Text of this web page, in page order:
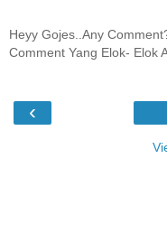
Heyy Gojes..Any
Comment Yang Elok- Elok
‹